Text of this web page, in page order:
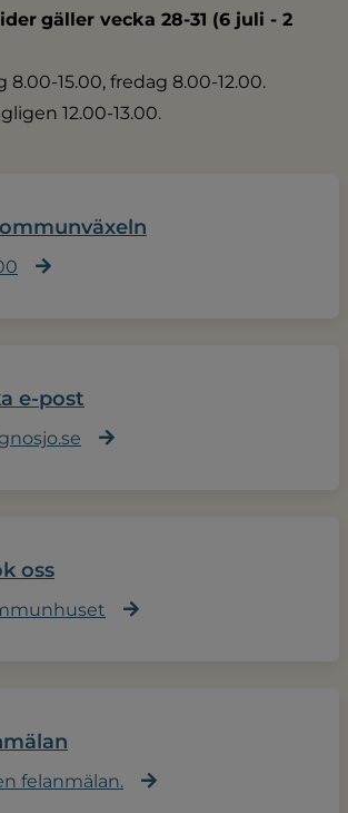
gäller vecka 28-31 (6 juli - 2
15.00, fredag 8.00-12.00.
12.00-13.00.
e-post
oss
felanmälan.